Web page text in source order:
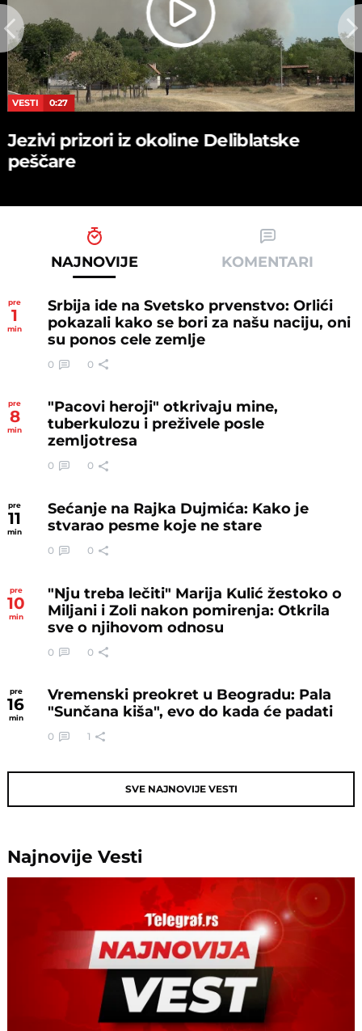
VESTI 0:27
Jezivi prizori iz okoline Deliblatske
peščare
NAJNOVIJE KOMENTARI
pre
1
min
Srbija ide na Svetsko prvenstvo: Orlići
pokazali kako se bori za našu naciju, oni
su ponos cele zemlje
0 0
pre
8
min
"Pacovi heroji" otkrivaju mine,
tuberkulozu i preživele posle
zemljotresa
0 0
pre
11
min
Sećanje na Rajka Dujmića: Kako je
stvarao pesme koje ne stare
0 0
pre
10
min
"Nju treba lečiti" Marija Kulić žestoko o
Miljani i Zoli nakon pomirenja: Otkrila
sve o njihovom odnosu
0 0
pre
16
min
Vremenski preokret u Beogradu: Pala
"Sunčana kiša", evo do kada će padati
0 1
SVE NAJNOVIJE VESTI
NajnovijeVesti